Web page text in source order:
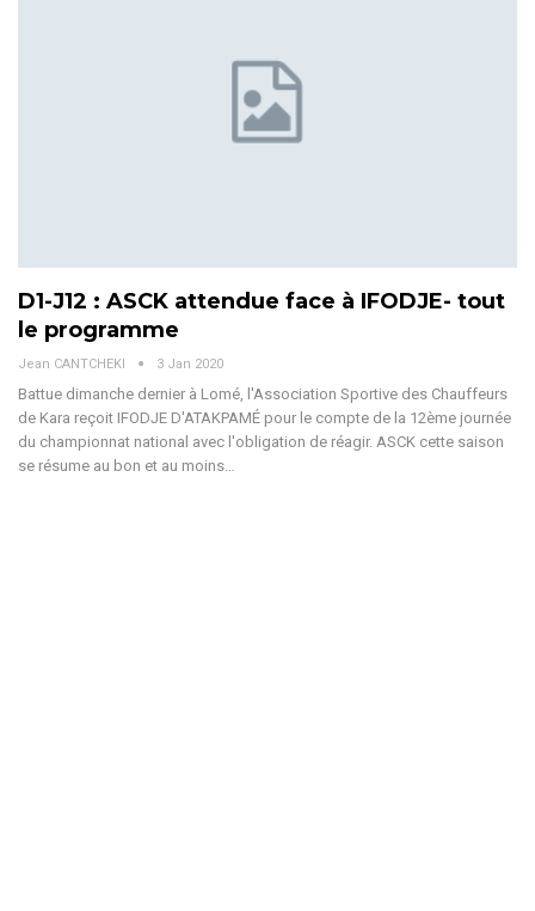
D1-J12 : ASCK attendue face à IFODJE- tout
le programme
Jean CANTCHEKI 3 Jan 2020
Battue dimanche dernier à Lomé, l'Association Sportive des Chauffeurs
de Kara reçoit IFODJE D'ATAKPAMÉ pour le compte de la 12ème journée
du championnat national avec l'obligation de réagir. ASCK cette saison
se résume au bon et au moins…